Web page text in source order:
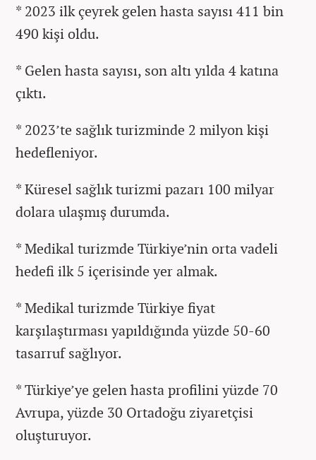
* 2023 ilk çeyrek gelen hasta sayısı 411 bin
490 kişi oldu.
* Gelen hasta sayısı, son altı yılda 4 katına
çıktı.
* 2023’te sağlık turizminde 2 milyon kişi
hedefleniyor.
* Küresel sağlık turizmi pazarı 100 milyar
dolara ulaşmış durumda.
* Medikal turizmde Türkiye’nin orta vadeli
hedefi ilk 5 içerisinde yer almak.
* Medikal turizmde Türkiye fiyat
karşılaştırması yapıldığında yüzde 50-60
tasarruf sağlıyor.
* Türkiye’ye gelen hasta profilini yüzde 70
Avrupa, yüzde 30 Ortadoğu ziyaretçisi
oluşturuyor.